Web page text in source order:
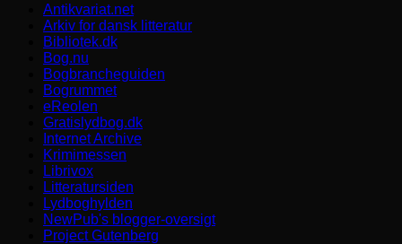
Antikvariat.net
Arkiv for dansk litteratur
Bibliotek.dk
Bog.nu
Bogbrancheguiden
Bogrummet
eReolen
Gratislydbog.dk
Internet Archive
Krimimessen
Librivox
Litteratursiden
Lydboghylden
NewPub's blogger-oversigt
Project Gutenberg